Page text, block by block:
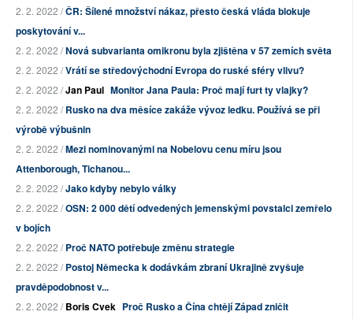
2. 2. 2022 /ČR: Šílené množství nákaz, přesto česká vláda blokuje
poskytování v...
2. 2. 2022 /Nová subvarianta omikronu byla zjištěna v 57 zemích světa
2. 2. 2022 /Vrátí se středovýchodní Evropa do ruské sféry vlivu?
2. 2. 2022 /Jan Paul Monitor Jana Paula: Proč mají furt ty vlajky?
2. 2. 2022 /Rusko na dva měsíce zakáže vývoz ledku. Používá se při
výrobě výbušnin
2. 2. 2022 /Mezi nominovanými na Nobelovu cenu míru jsou
Attenborough, Tichanou...
2. 2. 2022 /Jako kdyby nebylo války
2. 2. 2022 /OSN: 2 000 dětí odvedených jemenskými povstalci zemřelo
v bojích
2. 2. 2022 /Proč NATO potřebuje změnu strategie
2. 2. 2022 /Postoj Německa k dodávkám zbraní Ukrajině zvyšuje
pravděpodobnost v...
2. 2. 2022 /Boris Cvek Proč Rusko a Čína chtějí Západ zničit